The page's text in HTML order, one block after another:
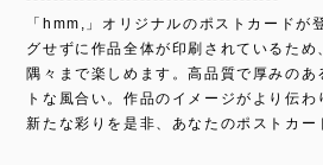
「hmm,」オリジナルのポストカードが
グせずに作品全体が印刷されているため
隅々まで楽しめます。高品質で厚みのあ
トな風合い。作品のイメージがより伝わ
新たな彩りを是非、あなたのポストカ